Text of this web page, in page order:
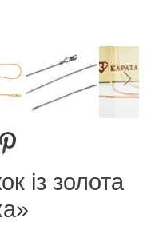
із золота